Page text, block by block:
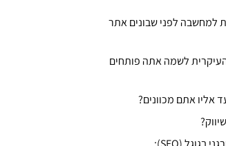
למחשבה לפני שבונים אתר
לשמה אתה פותחים
אליו אתם מכוונים?